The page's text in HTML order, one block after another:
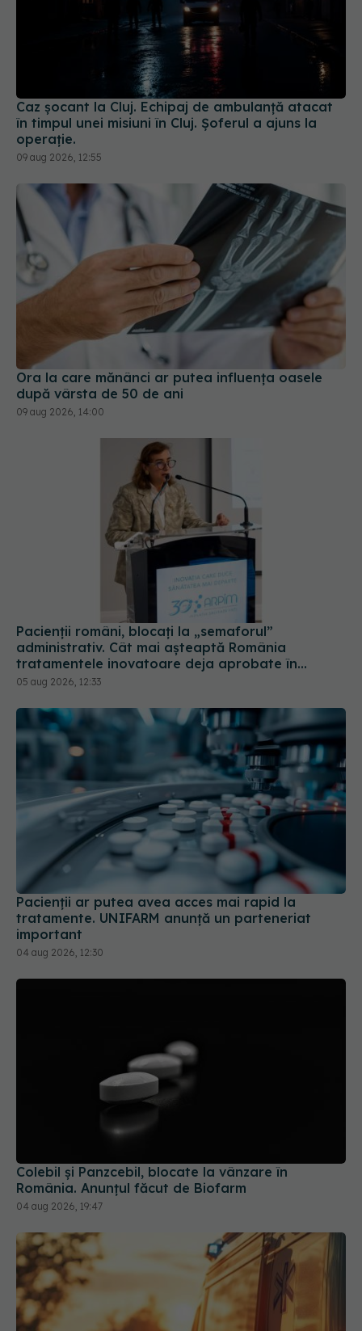
Caz șocant la Cluj. Echipaj de ambulanță atacat
în timpul unei misiuni în Cluj. Șoferul a ajuns la
09 aug 2026, 12:55
Ora la care mănânci ar putea influența oasele
după vârsta de 50 de ani
09 aug 2026, 14:00
Pacienții români, blocați la „semaforul”
administrativ. Cât mai așteaptă România
tratamentele inovatoare deja aprobate în
Pacienții ar putea avea acces mai rapid la
tratamente. UNIFARM anunță un parteneriat
important
04 aug 2026, 12:30
Colebil și Panzcebil, blocate la vânzare în
România. Anunțul făcut de Biofarm